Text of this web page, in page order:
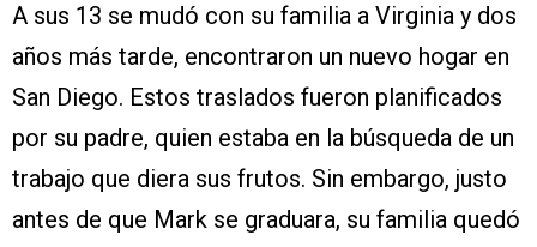
A sus 13 se mudó con su familia a Virginia y dos
años más tarde, encontraron un nuevo hogar en
San Diego. Estos traslados fueron planificados
por su padre, quien estaba en la búsqueda de un
trabajo que diera sus frutos. Sin embargo, justo
antes de que Mark se graduara, su familia quedó